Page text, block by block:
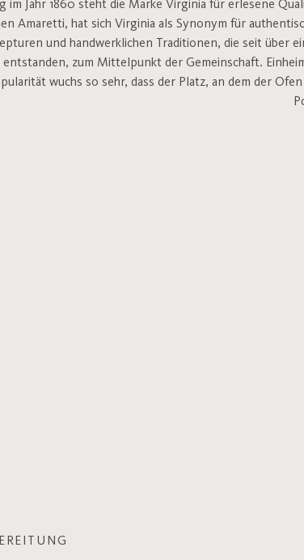
im Jahr 1860 steht die Marke Virginia für erlesene
Amaretti, hat sich Virginia als Synonym für
und handwerklichen Traditionen, die seit über
zum Mittelpunkt der Gemeinschaft.
wuchs so sehr, dass der Platz, an dem der